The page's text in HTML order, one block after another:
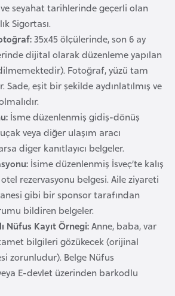
seyahat tarihlerinde geçerli olan
Sigortası.
35x45 ölçülerinde, son 6 ay
dijital olarak düzenleme yapılan
Fotoğraf, yüzü tam
eşit bir şekilde aydınlatılmış ve
İsme düzenlenmiş gidiş-dönüş
veya diğer ulaşım aracı
diger kanıtlayıcı belgeler.
İsime düzenlenmiş İsveç’te kalış
rezervasyonu belgesi. Aile ziyareti
gibi bir sponsor tarafından
bildiren belgeler.
Nüfus Kayıt Örnegi:Anne, baba, var
bilgileri gözükecek (orijinal
zorunludur). Belge Nüfus
E-devlet üzerinden barkodlu